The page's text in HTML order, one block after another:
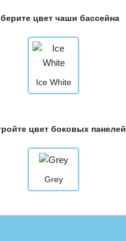
цвет чаши бассейна
Ice White
цвет боковых панелей
Grey